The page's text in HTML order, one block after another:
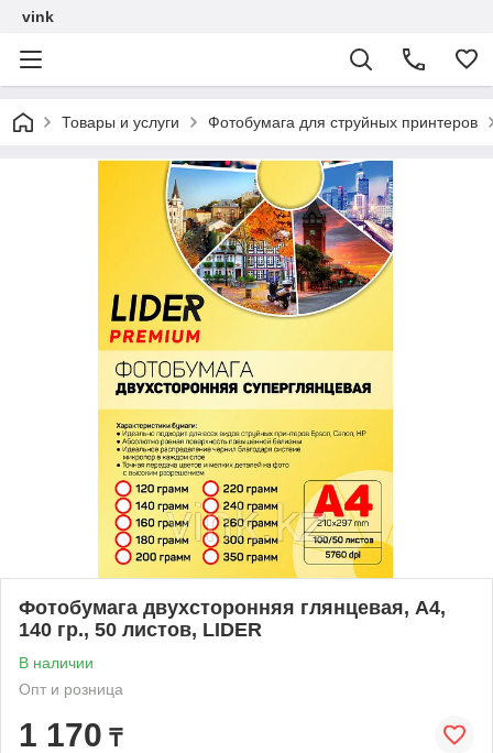
vink
Товары и услуги Фотобумага для струйных принтеров
Фотобумага двухсторонняя глянцевая, A4,
140 гр., 50 листов, LIDER
В наличии
Опт и розница
1 170 ₸